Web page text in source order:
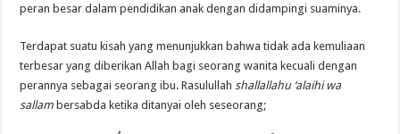
peran besar dalam pendidikan anak dengan didampingi suaminya.
Terdapat suatu kisah yang menunjukkan bahwa tidak ada kemuliaan
terbesar yang diberikan Allah bagi seorang wanita kecuali dengan
perannya sebagai seorang ibu. Rasulullah shallallahu ‘alaihi wa
sallam bersabda ketika ditanyai oleh seseorang;